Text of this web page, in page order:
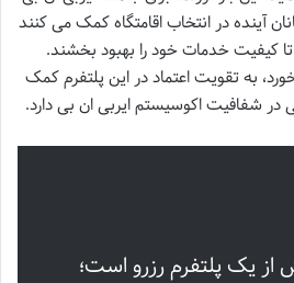
آینده در انتخاب اقامتگاه کمک می کنند
کیفیت خدمات خود را بهبود بخشند.
به تقویت اعتماد در این پلتفرم کمک
شفافیت اکوسیستم ایربی ان بی دارد.
از یک پلتفرم رزرو است؛